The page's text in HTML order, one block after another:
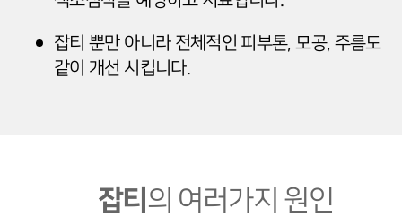
잡티 뿐만 아니라 전체적인 피부톤, 모공, 주름도
같이 개선 시킵니다.
잡티 의 여러가지 원인